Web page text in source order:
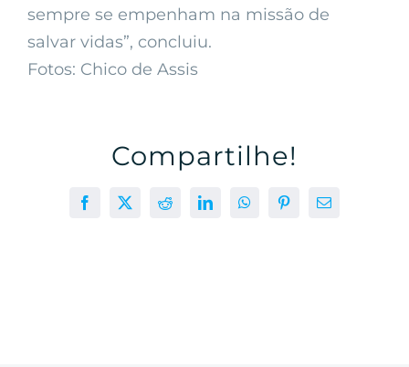
sempre se empenham na missão de
salvar vidas”, concluiu.
Fotos: Chico de Assis
Compartilhe!
Facebook
X RedditLinkedInWhatsAppPinterest
E-